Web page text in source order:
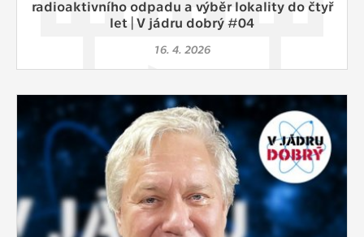
radioaktivního odpadu a výběr lokality do čtyř
let | V jádru dobrý #04
16. 4. 2026